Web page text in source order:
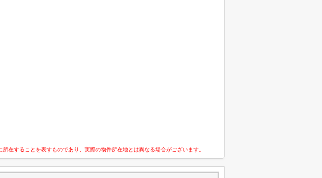
在することを表すものであり、実際の物件所在地とは異なる場合がございます。